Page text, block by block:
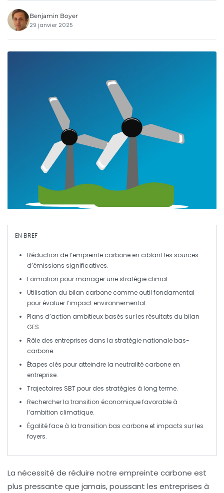
Benjamin Boyer
29 janvier 2025
EN BREF
Réduction de l’empreinte carbone en ciblant les sources
d’émissions significatives.
Formation pourmanagerune stratégie climat.
Utilisation du bilan carbone comme outil fondamental
pour évaluerl’impact environnemental.
Plans d’action ambitieux basés sur les résultats du bilan
GES.
Rôle des entreprises dans la stratégie nationale bas-
carbone.
Étapes clés pour atteindre la neutralité carbone en
entreprise.
Trajectoires SBTpour des stratégies à long terme.
Rechercher la transition économique favorable à
l’ambition climatique.
Égalité face à la transition bas carbone et impacts sur les
foyers.
La nécessité de réduire notre empreinte carbone est
plus pressante que jamais, poussant les entreprises à